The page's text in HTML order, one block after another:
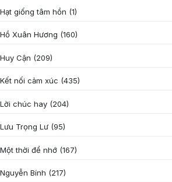
Hạt giống tâm hồn (1)
Hồ Xuân Hương (160)
Huy Cận (209)
Kết nối cảm xúc (435)
Lời chúc hay (204)
Lưu Trọng Lư (95)
Một thời để nhớ (167)
Nguyễn Bính (217)